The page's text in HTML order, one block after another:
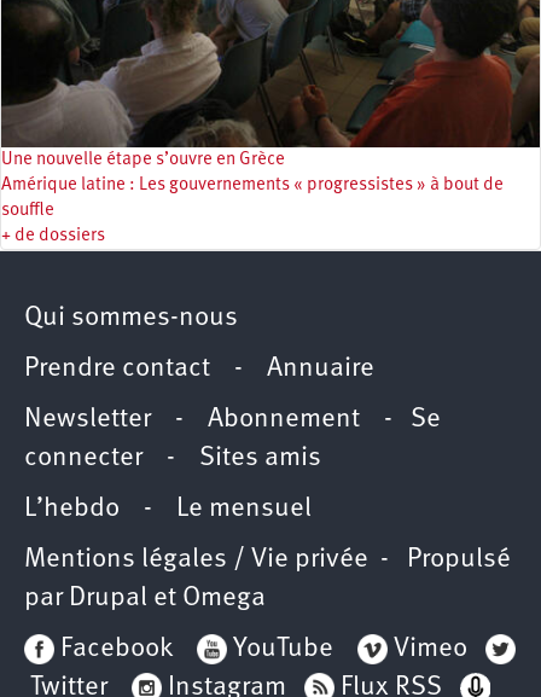
Une nouvelle étape s’ouvre en Grèce
Amérique latine : Les gouvernements « progressistes » à bout de
souffle
+ de dossiers
Qui sommes-nous
Prendre contact - Annuaire
Newsletter - Abonnement - Se
connecter- Sites amis
L’hebdo - Le mensuel
Mentions légales / Vie privée - Propulsé
par Drupal et Omega
Facebook
YouTube
Vimeo
Twitter
Instagram Flux RSS